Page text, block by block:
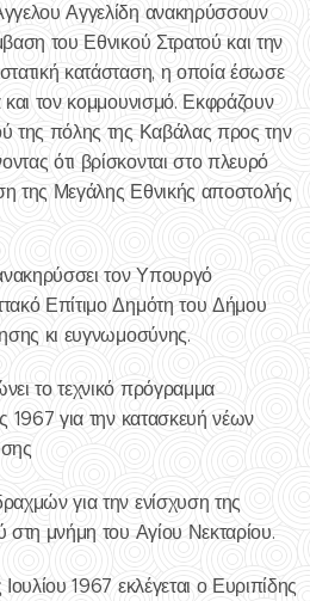
Αγγελίδη ανακηρύσσουν
του Εθνικού Στρατού και την
κατάσταση, η οποία έσωσε
τον κομμουνισμό. Εκφράζουν
της πόλης της Καβάλας προς την
ότι βρίσκονται στο πλευρό
της Μεγάλης Εθνικής αποστολής
τον Υπουργό
Επίτιμο Δημότη του Δήμου
κι ευγνωμοσύνης.
το τεχνικό πρόγραμμα
1967 για την κατασκευή νέων
για την ενίσχυση της
στη μνήμη του Αγίου Νεκταρίου.
1967 εκλέγεται ο Ευριπίδης